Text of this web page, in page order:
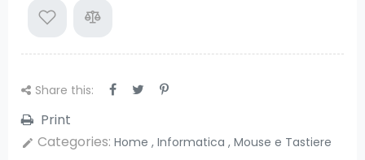
Share this:
Print
edit Categories: Home , Informatica , Mouse e Tastiere